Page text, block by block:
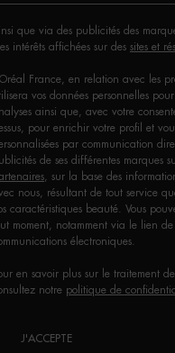
que via des publicités des
intérêts affichées sur des sites et
France, en relation avec les
vos données personnelles
ainsi que, avec votre
pour enrichir votre profil et
par communication
de ses différentes marques
, sur la base des
nous, résultant de tout service
caractéristiques beauté. Vous
moment, notamment via le lien
électroniques.
en savoir plus sur le traitement
notre politique de
J'ACCEPTE